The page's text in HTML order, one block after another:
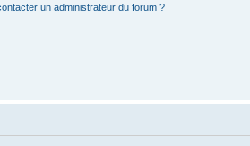
un administrateur du forum ?